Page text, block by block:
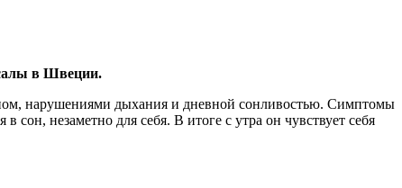
в Швеции.
нарушениями дыхания и дневной сонливостью. Симптомы
сон, незаметно для себя. В итоге с утра он чувствует себя